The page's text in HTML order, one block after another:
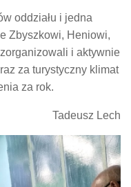
oddziału i jedna
Zbyszkowi, Heniowi,
i aktywnie
za turystyczny klimat
za rok.
Tadeusz Lech